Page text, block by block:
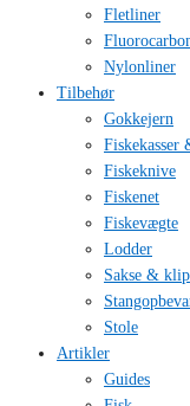
Fletliner
Nylonliner
Tilbehør
Gokkejern
Fiskekasser
Fiskeknive
Fiskenet
Fiskevægte
Lodder
Sakse &
Stole
Artikler
Guides